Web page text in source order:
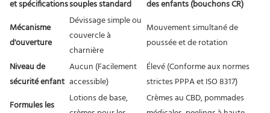
et spécificationssouples standard
des enfants (bouchons CR)
Mécanisme
d'ouverture
Dévissage simple ou
couvercle à
charnière
Mouvement simultané de
poussée et de rotation
Niveau de
sécurité enfant
Aucun (Facilement
accessible)
Élevé (Conforme aux normes
strictes PPPA et ISO 8317)
Formules les
Lotions de base,
Crèmes au CBD, pommades